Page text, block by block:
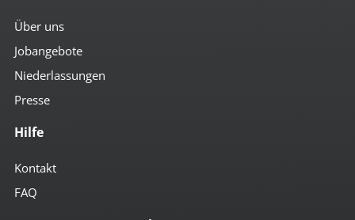
Über uns
Jobangebote
Niederlassungen
Presse
Hilfe
Kontakt
FAQ